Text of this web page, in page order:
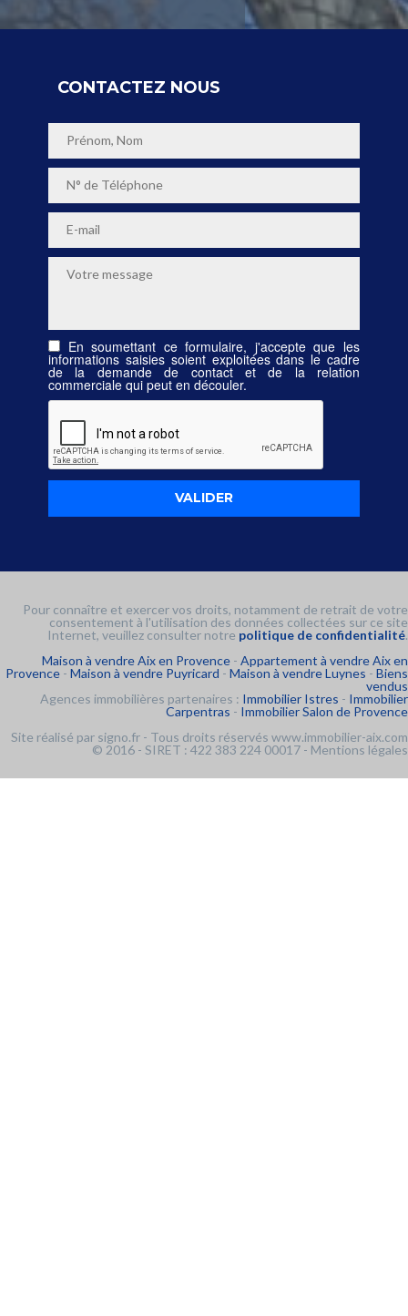
CONTACTEZ NOUS
En soumettant ce formulaire, j'accepte que les
informations saisies soient exploitées dans le cadre
de la demande de contact et de la relation
commerciale qui peut en découler.
Pour connaître et exercer vos droits, notamment de retrait de votre
consentement à l'utilisation des données collectées sur ce site
Internet, veuillez consulter notre politique de confidentialité.
Maison à vendre Aix en Provence - Appartement à vendre Aix en
Provence - Maison à vendre Puyricard - Maison à vendre Luynes - Biens
vendus
Agences immobilières partenaires : Immobilier Istres - Immobilier
Carpentras - Immobilier Salon de Provence
Site réalisé par signo.fr - Tous droits réservés www.immobilier-aix.com
© 2016 - SIRET : 422 383 224 00017 - Mentions légales